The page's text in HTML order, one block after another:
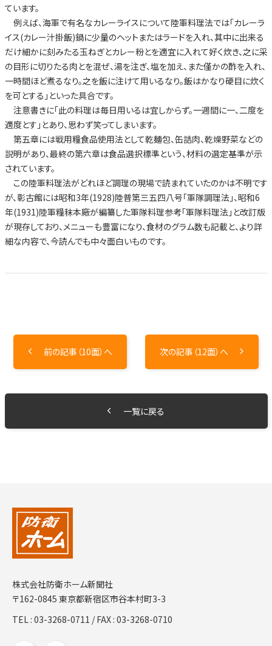
ています。
例えば、海軍で有名なカレーライスについて陸軍料理法では「カレーラ
イス(カレー汁掛飯)鍋に少量のヘットまたはラードを入れ、其中に出来る
だけ細かに刻みたる玉ねぎとカレー粉とを適宜に入れて好く炊き、之に采
の目形に切りたる肉とを混ぜ、湯を注ぎ、塩を加え、また僅かの酢を入れ、
一時間ほど煮るなり。之を飯に注けて用いるなり。飯はかなり硬目に炊く
を可とする」といった具合です。
注意書きに「此の料理は毎日用いるは宜しからず。一週間に一、二度を
適度とす」とあり、思わず笑ってしまいます。
第五章には戦用糧食品使用法として乾麺包、缶詰肉、乾燥野菜などの
説明があり、最終の第六章は食品選択標準という、材料の選定基準が示
されています。
この陸軍料理法がどれほど調理の現場で読まれていたのかは不明です
が、彰古館には昭和3年(1928)陸普第三五四八号「軍隊調理法」、昭和6
年(1931)陸軍糧秣本廠が編纂した軍隊料理参考「軍隊料理法」と改訂版
が現存しており、メニューも豊富になり、食材のグラム数も記載と、より詳
細な内容で、今読んでも中々面白いものです。
前の記事（10面）へ 次の記事（12面）へ
一覧に戻る
株式会社防衛ホーム新聞社
〒162-0845 東京都新宿区市谷本村町3-3
TEL :03-3268-0711 / FAX : 03-3268-0710